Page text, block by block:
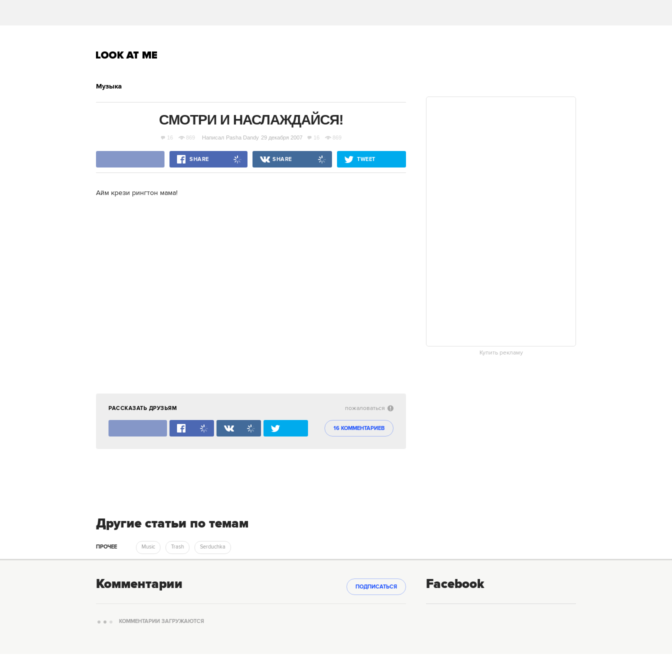
Музыка
СМОТРИ И НАСЛАЖДАЙСЯ!
16 869 Написал Pasha Dandy 29 декабря 2007 16 869
SHARE SHARE TWEET
Айм крези рингтон мама!
РАССКАЗАТЬ ДРУЗЬЯМ
16 КОММЕНТАРИЕВ
пожаловаться
Купить рекламу
Другие статьи по темам
ПРОЧЕЕ Music Trash Serduchka
Комментарии ПОДПИСАТЬСЯ
КОММЕНТАРИИ ЗАГРУЖАЮТСЯ
Facebook